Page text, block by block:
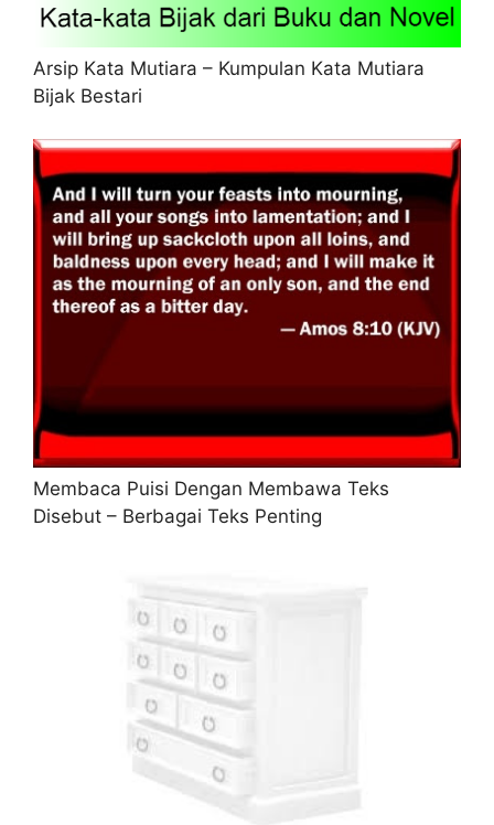
Arsip Kata Mutiara – Kumpulan Kata Mutiara
Bijak Bestari
Membaca Puisi Dengan Membawa Teks
Disebut – Berbagai Teks Penting